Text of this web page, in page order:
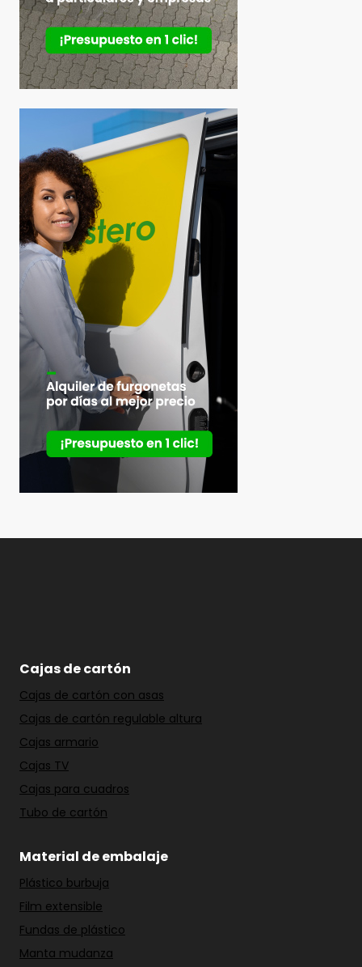
Cajas de cartón
Cajas de cartón con asas
Cajas de cartón regulable altura
Cajas armario
Cajas TV
Cajas para cuadros
Tubo de cartón
Material de embalaje
Plástico burbuja
Film extensible
Fundas de plástico
Manta mudanza